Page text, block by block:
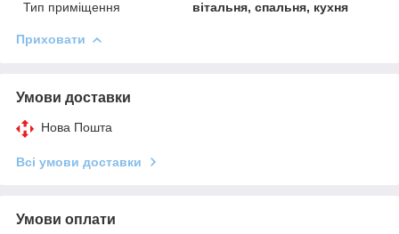
Тип приміщення
вітальня, спальня, кухня
Приховати
Умови доставки
Нова Пошта
Всі умови доставки
Умови оплати